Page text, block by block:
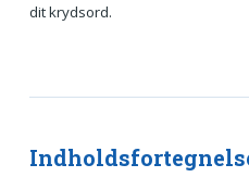
dit krydsord.